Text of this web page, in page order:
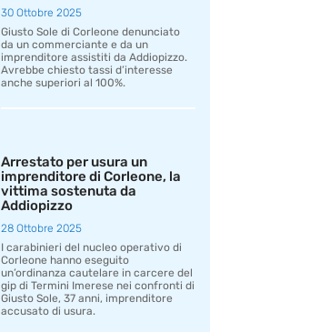
30 Ottobre 2025
Giusto Sole di Corleone denunciato
da un commerciante e da un
imprenditore assistiti da Addiopizzo.
Avrebbe chiesto tassi d’interesse
anche superiori al 100%.
Arrestato per usura un
imprenditore di Corleone, la
vittima sostenuta da
Addiopizzo
28 Ottobre 2025
I carabinieri del nucleo operativo di
Corleone hanno eseguito
un’ordinanza cautelare in carcere del
gip di Termini Imerese nei confronti di
Giusto Sole, 37 anni, imprenditore
accusato di usura.